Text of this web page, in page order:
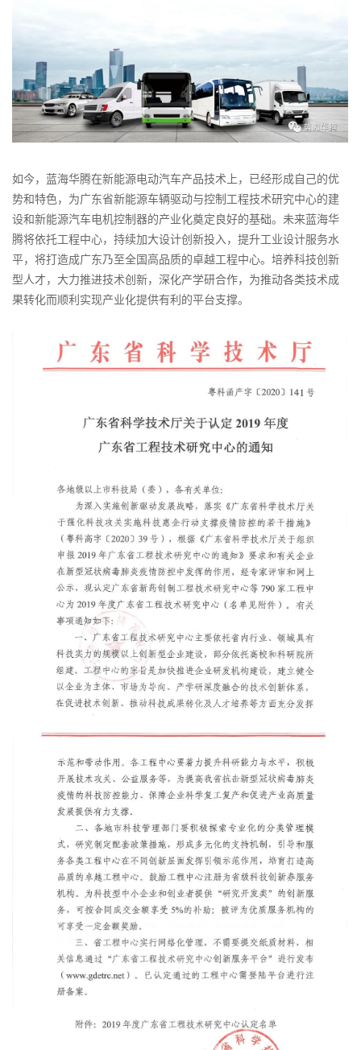
如今，蓝海华腾在新能源电动汽车产品技术上，已经形成自己的优
势和特色，为广东省新能源车辆驱动与控制工程技术研究中心的建
设和新能源汽车电机控制器的产业化奠定良好的基础。未来蓝海华
腾将依托工程中心，持续加大设计创新投入，提升工业设计服务水
平，将打造成广东乃至全国高品质的卓越工程中心。培养科技创新
型人才，大力推进技术创新，深化产学研合作，为推动各类技术成
果转化而顺利实现产业化提供有利的平台支撑。